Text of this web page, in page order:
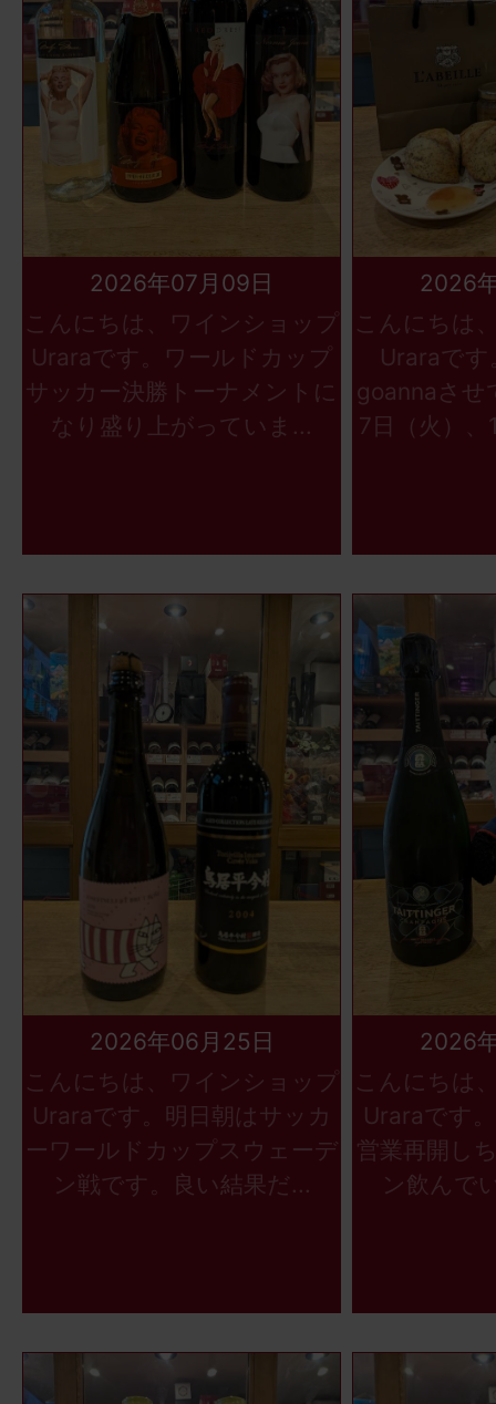
2026年07月09日
こんにちは、ワインショップ
Uraraです。ワールドカップ
サッカー決勝トーナメントに
なり盛り上がっていま...
2026
こんにちは
Uraraです
goannaさせ
7日（火）
2026年06月25日
こんにちは、ワインショップ
Uraraです。明日朝はサッカ
ーワールドカップスウェーデ
ン戦です。良い結果だ...
2026
こんにちは
Uraraです
営業再開し
ン飲んで